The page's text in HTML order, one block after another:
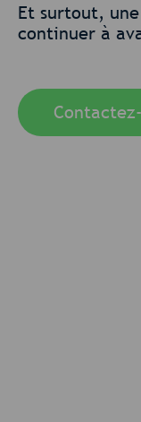
Et surtout,
continuer à